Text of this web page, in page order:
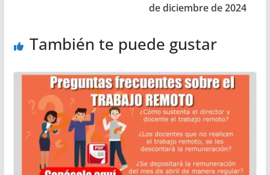
de diciembre de 2024
También te puede gustar